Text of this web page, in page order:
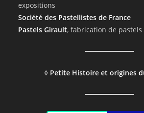
expositions
Société des Pastellistes de France
Pastels Girault, fabrication de pastels
◊ Petite Histoire et origines